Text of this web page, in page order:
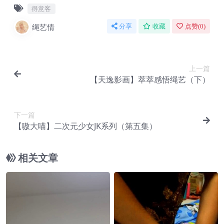
得意客
绳艺情 分享 收藏 点赞(0)
上一篇
【天逸影画】萃萃感悟绳艺（下）
下一篇
【嗷大喵】二次元少女JK系列（第五集）
相关文章